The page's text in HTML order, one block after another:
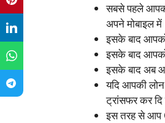
सबसे पहले
अपने मोबाइल में
इसके बाद
इसके बाद
इसके बाद अब
यदि आपकी लोन
ट्रांसफर कर दि
इस तरह से आप